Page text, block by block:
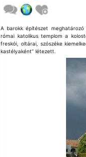
A barokk építészet
római katolikus templom a
freskói, oltárai, szószéke
kastélyaként” létezett.